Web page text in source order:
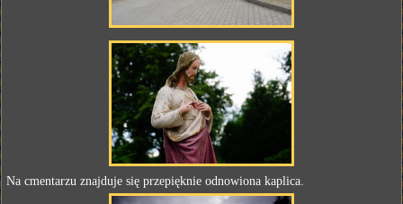
Na cmentarzu znajduje się przepięknie odnowiona kaplica.